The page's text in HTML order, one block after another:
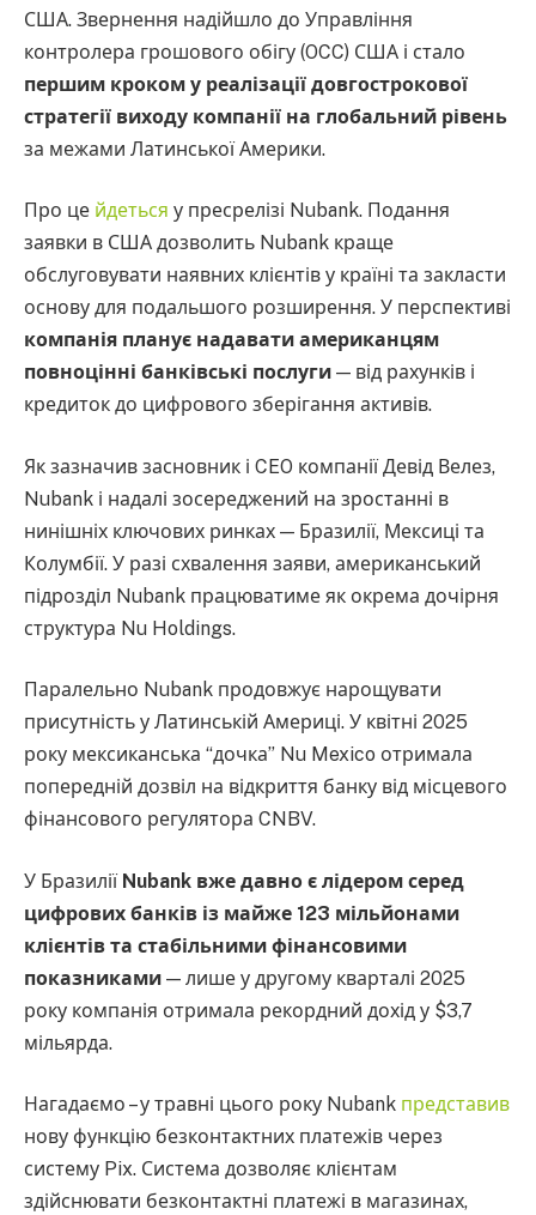
США. Звернення надійшло до Управління
контролера грошового обігу (OCC) США і стало
першим кроком у реалізації довгострокової
стратегії виходу компанії на глобальний рівень
за межами Латинської Америки.
Про це йдеться у пресрелізі Nubank. Подання
заявки в США дозволить Nubank краще
обслуговувати наявних клієнтів у країні та закласти
основу для подальшого розширення. У перспективі
компанія планує надавати американцям
повноцінні банківські послуги — від рахунків і
кредиток до цифрового зберігання активів.
Як зазначив засновник і CEO компанії Девід Велез,
Nubank і надалі зосереджений на зростанні в
нинішніх ключових ринках — Бразилії, Мексиці та
Колумбії. У разі схвалення заяви, американський
підрозділ Nubank працюватиме як окрема дочірня
структура Nu Holdings.
Паралельно Nubank продовжує нарощувати
присутність у Латинській Америці. У квітні 2025
року мексиканська “дочка” Nu Mexico отримала
попередній дозвіл на відкриття банку від місцевого
фінансового регулятора CNBV.
У Бразилії Nubank вже давно є лідером серед
цифрових банків із майже 123 мільйонами
клієнтів та стабільними фінансовими
показниками — лише у другому кварталі 2025
року компанія отримала рекордний дохід у $3,7
мільярда.
Нагадаємо – у травні цього року Nubank представив
нову функцію безконтактних платежів через
систему Pix. Система дозволяє клієнтам
здійснювати безконтактні платежі в магазинах,